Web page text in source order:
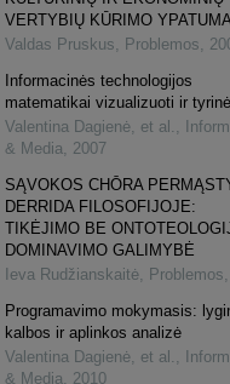
VERTYBIŲ KŪRIMO
Valdas Pruskus, Problemos,
Informacinės technologijos
matematikai vizualizuoti ir
Valentina Dagienė, et al. ,
& Media, 2007
SĄVOKOS CHŌRA
DERRIDA FILOSOFIJOJE:
TIKĖJIMO BE
DOMINAVIMO GALIMYBĖ
Ieva Rudžianskaitė, Problemos,
Programavimo mokymasis:
kalbos ir aplinkos analizė
Valentina Dagienė, et al. ,
& Media, 2010